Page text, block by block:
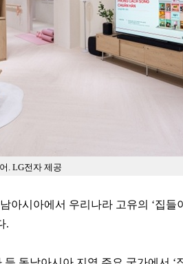
. LG전자 제공
아시아에서 우리나라 고유의 ‘집들
.